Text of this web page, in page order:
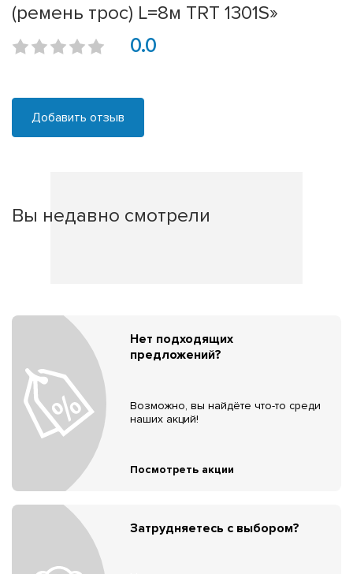
(ремень трос) L=8м TRT 1301S»
0.0
Добавить отзыв
Вы недавно смотрели
Нет подходящих
предложений?
Возможно, вы найдёте что-то среди
наших акций!
Посмотреть акции
Затрудняетесь с выбором?